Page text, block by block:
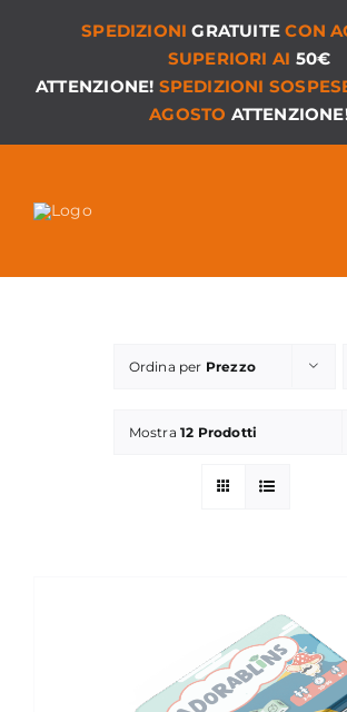
SPEDIZIONIGRATUITE CON
SUPERIORI AI 50€
ATTENZIONE! SPEDIZIONI
AGOSTO
Account
Carrello
Ordina per Prezzo
Mostra 12 Prodotti